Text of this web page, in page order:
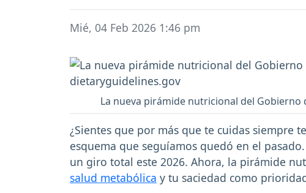
Mié, 04 Feb 2026 1:46 pm
La nueva pirámide nutricional del
¿Sientes que por más que te cuidas siempre
esquema que seguíamos quedó en el
un giro total este 2026. Ahora, la pirámide
salud metabólica y tu saciedad como